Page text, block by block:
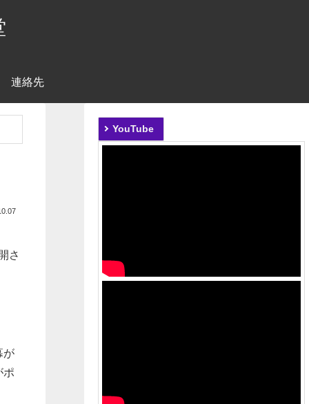
連絡先
さ
が
ポ
YouTube